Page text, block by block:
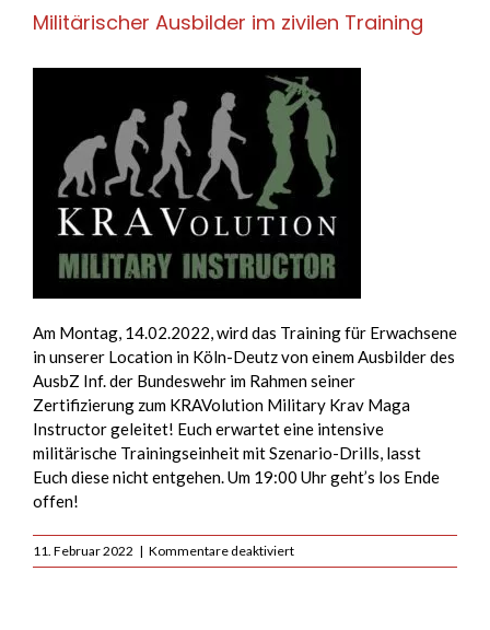
Militärischer Ausbilder im zivilen Training
Am Montag, 14.02.2022, wird das Training für Erwachsene
in unserer Location in Köln-Deutz von einem Ausbilder des
AusbZ Inf. der Bundeswehr im Rahmen seiner
Zertifizierung zum KRAVolution Military Krav Maga
Instructor geleitet! Euch erwartet eine intensive
militärische Trainingseinheit mit Szenario-Drills, lasst
Euch diese nicht entgehen. Um 19:00 Uhr geht’s los Ende
offen!
11. Februar 2022 | Kommentare deaktiviertfür
Militärischer